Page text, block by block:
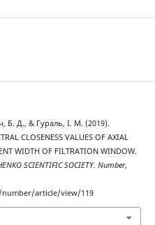
Д., & Гураль, І. М. (2019).
CLOSENESS VALUES OF AXIAL
WIDTH OF FILTRATION WINDOW.
SCIENTIFIC SOCIETY. Number,
article/view/119